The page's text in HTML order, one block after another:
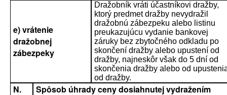
e) vrátenie
dražobnej
zábezpeky
Dražobník vráti účastníkovi dražby,
ktorý predmet dražby nevydražil
dražobnú zábezpeku alebo listinu
preukazujúcu vydanie bankovej
záruky bez zbytočného odkladu po
skončení dražby alebo upustení od
dražby, najneskôr však do 5 dní od
skončenia dražby alebo od
od dražby.
N. Spôsob úhrady ceny dosiahnutej vydražením